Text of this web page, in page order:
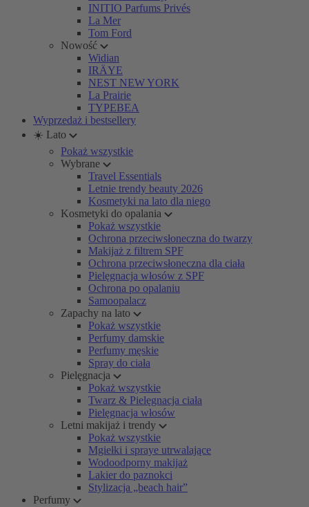
INITIO Parfums Privés
La Mer
Tom Ford
Nowość
Widian
IRÄYE
NEST NEW YORK
La Prairie
TYPEBEA
Wyprzedaż i bestsellery
☀️ Lato
Pokaż wszystkie
Wybrane
Travel Essentials
Letnie trendy beauty 2026
Kosmetyki na lato dla niego
Kosmetyki do opalania
Pokaż wszystkie
Ochrona przeciwsłoneczna do twarzy
Makijaż z filtrem SPF
Ochrona przeciwsłoneczna dla ciała
Pielęgnacja włosów z SPF
Ochrona po opalaniu
Samoopalacz
Zapachy na lato
Pokaż wszystkie
Perfumy damskie
Perfumy męskie
Spray do ciała
Pielęgnacja
Pokaż wszystkie
Twarz & Pielęgnacja ciała
Pielęgnacja włosów
Letni makijaż i trendy
Pokaż wszystkie
Mgiełki i spraye utrwalające
Wodoodporny makijaż
Lakier do paznokci
Stylizacja „beach hair”
Perfumy